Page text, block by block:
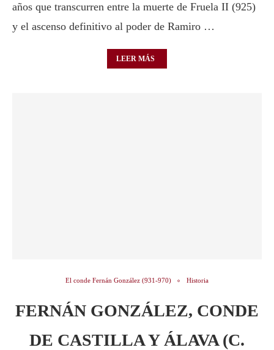
años que transcurren entre la muerte de Fruela II (925)
y el ascenso definitivo al poder de Ramiro …
LEER MÁS
El conde Fernán González (931-970) Historia
FERNÁN GONZÁLEZ, CONDE
DE CASTILLA Y ÁLAVA (C.